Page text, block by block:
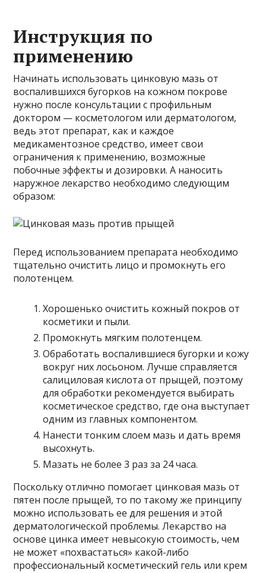
Инструкция по
применению
Начинать использовать цинковую мазь от
воспалившихся бугорков на кожном покрове
нужно после консультации с профильным
доктором — косметологом или дерматологом,
ведь этот препарат, как и каждое
медикаментозное средство, имеет свои
ограничения к применению, возможные
побочные эффекты и дозировки. А наносить
наружное лекарство необходимо следующим
образом:
Перед использованием препарата необходимо
тщательно очистить лицо и промокнуть его
полотенцем.
Хорошенько очистить кожный покров от
косметики и пыли.
Промокнуть мягким полотенцем.
Обработать воспалившиеся бугорки и кожу
вокруг них лосьоном. Лучше справляется
салициловая кислота от прыщей, поэтому
для обработки рекомендуется выбирать
косметическое средство, где она выступает
одним из главных компонентом.
Нанести тонким слоем мазь и дать время
высохнуть.
Мазать не более 3 раз за 24 часа.
Поскольку отлично помогает цинковая мазь от
пятен после прыщей, то по такому же принципу
можно использовать ее для решения и этой
дерматологической проблемы. Лекарство на
основе цинка имеет невысокую стоимость, чем
не может «похвастаться» какой-либо
профессиональный косметический гель или крем